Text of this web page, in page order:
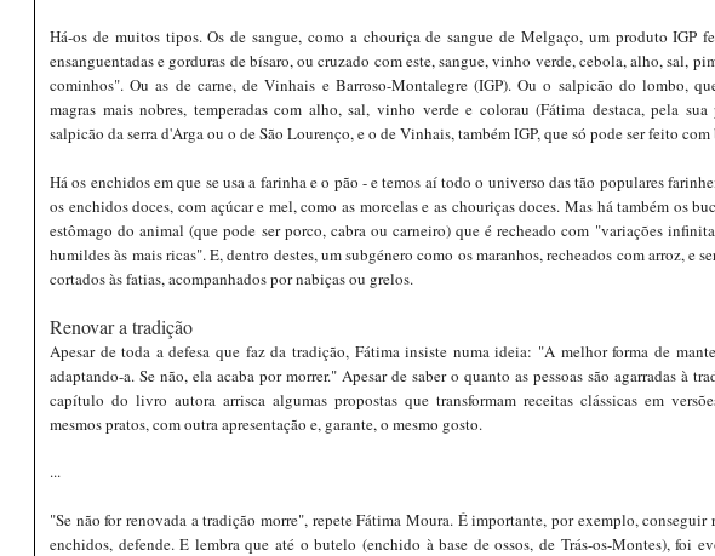
Há-os de muitos tipos. Os de sangue, como a chouriça de sangue de Melgaço, um produto IGP
ensanguentadas e gorduras de bísaro, ou cruzado com este, sangue, vinho verde, cebola, alho, sal,
cominhos". Ou as de carne, de Vinhais e Barroso-Montalegre (IGP). Ou o salpicão do lombo,
magras mais nobres, temperadas com alho, sal, vinho verde e colorau (Fátima destaca, pela
salpicão da serra d'Arga ou o de São Lourenço, e o de Vinhais, também IGP, que só pode ser feito com
Há os enchidos em que se usa a farinha e o pão - e temos aí todo o universo das tão populares
os enchidos doces, com açúcar e mel, como as morcelas e as chouriças doces. Mas há também os
estômago do animal (que pode ser porco, cabra ou carneiro) que é recheado com "variações
humildes às mais ricas". E, dentro destes, um subgénero como os maranhos, recheados com arroz, e
cortados às fatias, acompanhados por nabiças ou grelos.
Renovar a tradição
Apesar de toda a defesa que faz da tradição, Fátima insiste numa ideia: "A melhor forma de
adaptando-a. Se não, ela acaba por morrer." Apesar de saber o quanto as pessoas são agarradas à
capítulo do livro autora arrisca algumas propostas que transformam receitas clássicas em
mesmos pratos, com outra apresentação e, garante, o mesmo gosto.
...
"Se não for renovada a tradição morre", repete Fátima Moura. É importante, por exemplo, conseguir
enchidos, defende. E lembra que até o butelo (enchido à base de ossos, de Trás-os-Montes), foi